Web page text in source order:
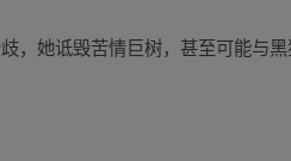
，她诋毁苦情巨树，甚至可能与